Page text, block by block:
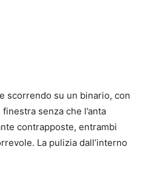
scorrendo su un binario, con
senza che l’anta
contrapposte, entrambi
La pulizia dall’interno